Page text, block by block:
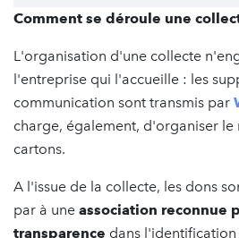
Comment se déroule une
L'organisation d'une collecte
l'entreprise qui l'accueille : les
communication sont transmis par
charge, également, d'organiser le
cartons.
A l'issue de la collecte, les dons
par à une association reconnue
transparence dans